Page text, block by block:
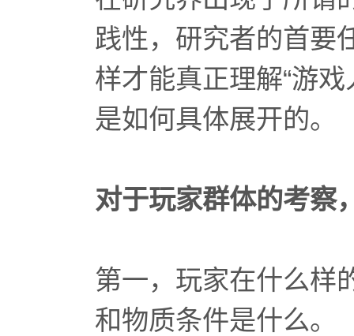
践性，研究者的首要
样才能真正理解“游
是如何具体展开的。
对于玩家群体的考察
第一，玩家在什么样
和物质条件是什么。